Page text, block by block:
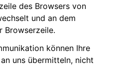
des Browsers von
und an dem
Browserzeile.
können Ihre
uns übermitteln, nicht